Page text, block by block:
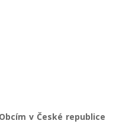
v České republice